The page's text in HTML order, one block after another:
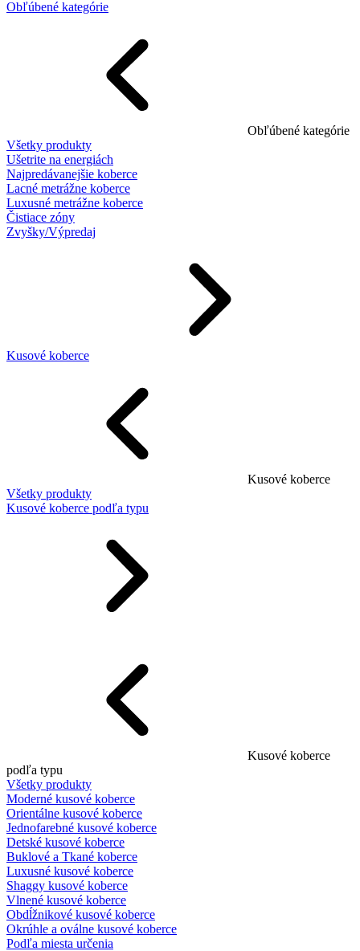
Obľúbené kategórie
Obľúbené kategórie
Všetky produkty
Ušetrite na energiách
Najpredávanejšie koberce
Lacné metrážne koberce
Luxusné metrážne koberce
Čistiace zóny
Zvyšky/Výpredaj
Kusové koberce
Kusové koberce
Všetky produkty
Kusové koberce podľa typu
Kusové koberce
podľa typu
Všetky produkty
Moderné kusové koberce
Orientálne kusové koberce
Jednofarebné kusové koberce
Detské kusové koberce
Buklové a Tkané koberce
Luxusné kusové koberce
Shaggy kusové koberce
Vlnené kusové koberce
Obdĺžnikové kusové koberce
Okrúhle a oválne kusové koberce
Podľa miesta určenia